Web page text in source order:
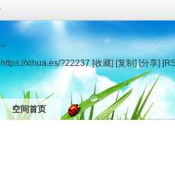
~
https://xihua.es/?22237 [收藏] [复制] [分享]
空间首页